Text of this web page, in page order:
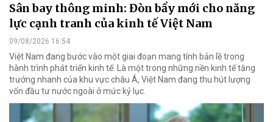
Sân bay thông minh: Đòn bẩy mới cho năng
lực cạnh tranh của kinh tế Việt Nam
09/08/2026 16:54
Việt Nam đang bước vào một giai đoạn mang tính bản lề trong
hành trình phát triển kinh tế. Là một trong những nền kinh tế tăng
trưởng nhanh của khu vực châu Á, Việt Nam đang thu hút lượng
vốn đầu tư nước ngoài ở mức kỷ lục.